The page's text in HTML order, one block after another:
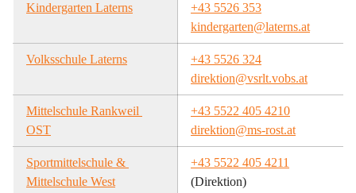
Kindergarten Laterns
+43 5526 353
kindergarten@laterns.at
Volksschule Laterns
+43 5526 324
direktion@vsrlt.vobs.at
Mittelschule Rankweil
OST
+43 5522 405 4210
direktion@ms-rost.at
Sportmittelschule &
Mittelschule West
+43 5522 405 4211
(Direktion)